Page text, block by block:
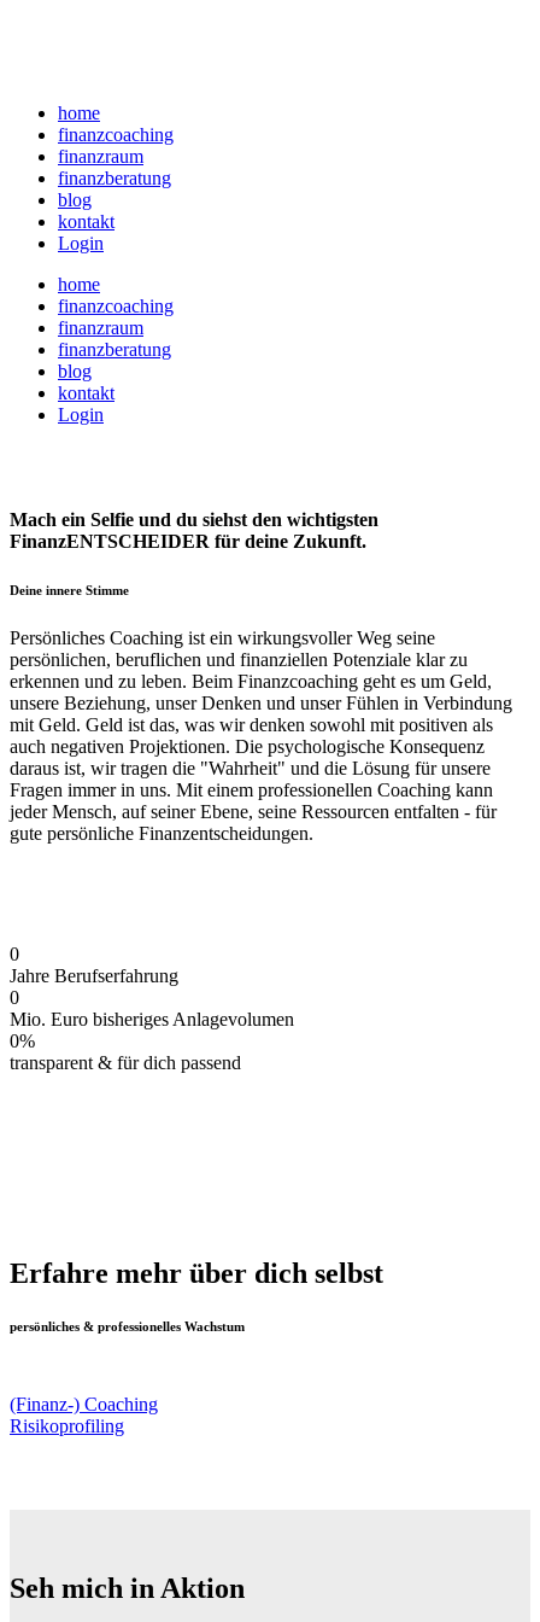
home
finanzcoaching
finanzraum
finanzberatung
blog
kontakt
Login
home
finanzcoaching
finanzraum
finanzberatung
blog
kontakt
Login
Mach ein Selfie und du siehst den wichtigsten
FinanzENTSCHEIDER für deine Zukunft.
Deine innere Stimme
Persönliches Coaching ist ein wirkungsvoller Weg seine
persönlichen, beruflichen und finanziellen Potenziale klar zu
erkennen und zu leben. Beim Finanzcoaching geht es um Geld,
unsere Beziehung, unser Denken und unser Fühlen in Verbindung
mit Geld. Geld ist das, was wir denken sowohl mit positiven als
auch negativen Projektionen. Die psychologische Konsequenz
daraus ist, wir tragen die "Wahrheit" und die Lösung für unsere
Fragen immer in uns. Mit einem professionellen Coaching kann
jeder Mensch, auf seiner Ebene, seine Ressourcen entfalten - für
gute persönliche Finanzentscheidungen.
0
Jahre Berufserfahrung
0
Mio. Euro bisheriges Anlagevolumen
0%
transparent & für dich passend
Erfahre mehr über dich selbst
persönliches & professionelles Wachstum
(Finanz-) Coaching
Risikoprofiling
Seh mich in Aktion